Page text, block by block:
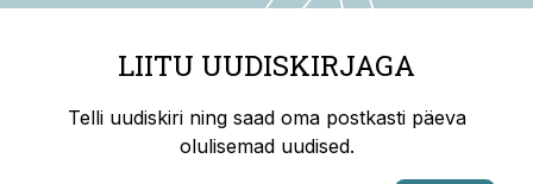
LIITU UUDISKIRJAGA
Telli uudiskiri ning saad oma postkasti päeva
olulisemad uudised.